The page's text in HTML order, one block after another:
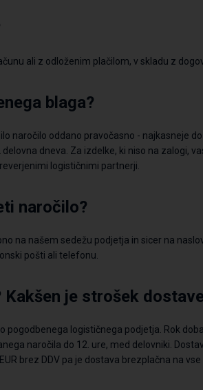
ali z odloženim plačilom, v skladu z
blaga?
naročilo oddano pravočasno - najkasneje do
dneva. Za izdelke, ki niso na zalogi,
logističnimi partnerji.
naročilo?
na našem sedežu podjetja in sicer na
pošti ali telefonu.
je strošek
pogodbenega logističnega podjetja. Rok
naročila do 1 2 . ure, med delovniki.
brez DDV pa je dostava brezplačna na vse